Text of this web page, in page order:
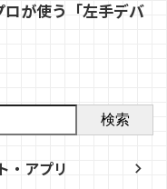
が使う「左手デバ
検索
・アプリ